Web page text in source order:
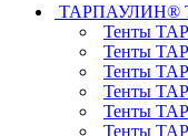
ТАРПАУЛИН®
Тенты
Тенты
Тенты
Тенты
Тенты
Тенты